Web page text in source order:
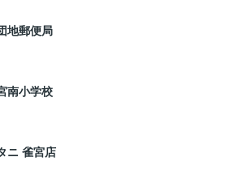
地郵便局
南小学校
ニ 雀宮店